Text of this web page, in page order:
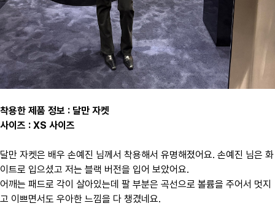
착용한 제품 정보 : 달만 자켓
사이즈 : XS 사이즈
달만 자켓은 배우 손예진 님께서 착용해서 유명해졌어요. 손예진 님은 화
이트로 입으셨고 저는 블랙 버전을 입어 보았어요.
어깨는 패드로 각이 살아있는데 팔 부분은 곡선으로 볼륨을 주어서 멋지
고 이쁘면서도 우아한 느낌을 다 챙겼네요.